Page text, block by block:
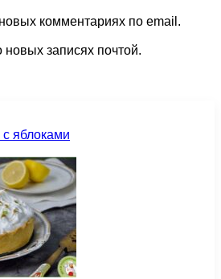
комментариях по email.
записях почтой.
яблоками